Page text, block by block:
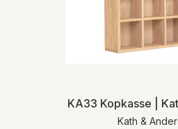
KA33 Kopkasse |
Kath &